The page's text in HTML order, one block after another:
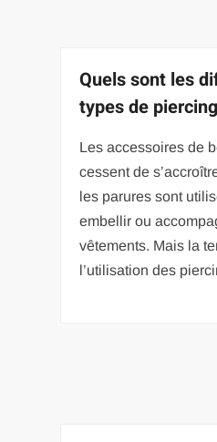
Quels sont les
types de
Les accessoires de
cessent de
les parures sont
embellir ou
vêtements. Mais la
l’utilisation des